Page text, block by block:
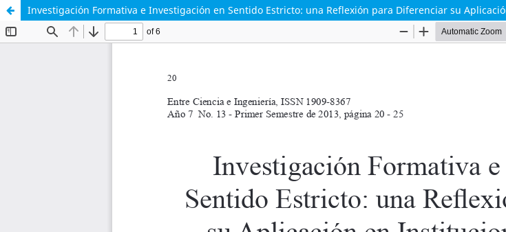
Investigación Formativa e Investigación en Sentido Estricto: una Reflexión para Diferenciar su